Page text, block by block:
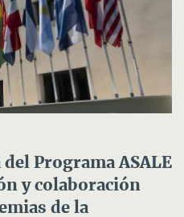
Programa ASALE
y colaboración
de la